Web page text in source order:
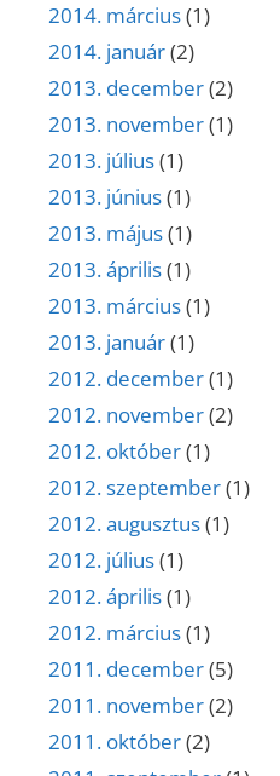
2014. március(1)
2014. január(2)
2013. december(2)
2013. november(1)
2013. július(1)
2013. június(1)
2013. május(1)
2013. április(1)
2013. március(1)
2013. január(1)
2012. december(1)
2012. november(2)
2012. október(1)
2012. szeptember(1)
2012. augusztus(1)
2012. július(1)
2012. április(1)
2012. március(1)
2011. december(5)
2011. november(2)
2011. október(2)